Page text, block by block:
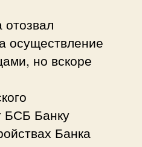
осуществление
но вскоре
БСБ Банку
Банка